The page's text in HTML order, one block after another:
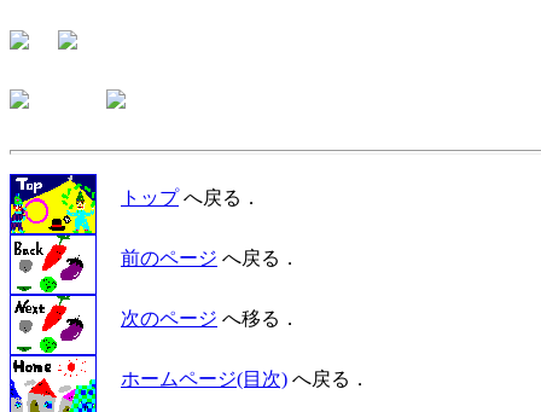
トップへ戻る．
前のページ へ戻る．
次のページ へ移る．
ホームページ(目次) へ戻る．